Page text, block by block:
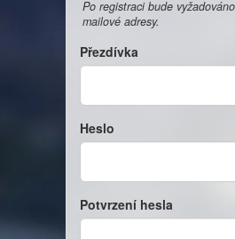
Po registraci bude
mailové adresy.
Přezdívka
Heslo
Potvrzení hesla